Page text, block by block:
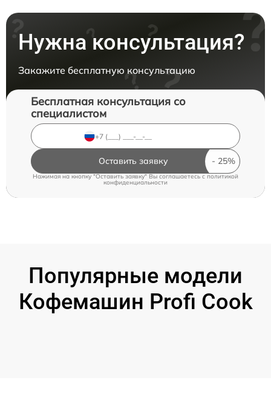
Нужна консультация?
Закажите бесплатную консультацию
Бесплатная консультация со
специалистом
Оставить заявку
Нажимая на кнопку "Оставить заявку" Вы соглашаетесь c политикой
конфиденциальности
Популярные модели
Кофемашин Profi Cook